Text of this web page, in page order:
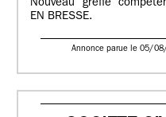
Nouveau greffe
EN BRESSE.
Annonce parue le 05/